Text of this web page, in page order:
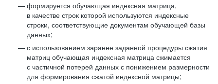
формируется обучающая индексная матрица,
в качестве строк которой используются индексные
строки, соответствующие документам обучающей базы
данных;
с использованием заранее заданной процедуры сжатия
матриц обучающая индексная матрица сжимается
с частичной потерей данных с понижением размерности
для формирования сжатой индексной матрицы;